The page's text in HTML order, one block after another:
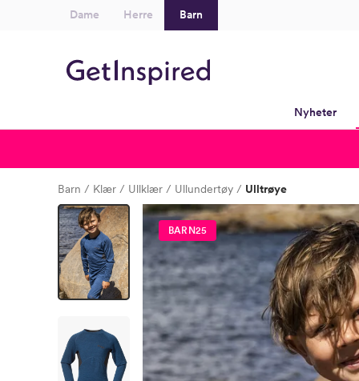
Dame Herre Barn
Nyheter
Barn Klær Ullklær Ullundertøy Ulltrøye
BARN25